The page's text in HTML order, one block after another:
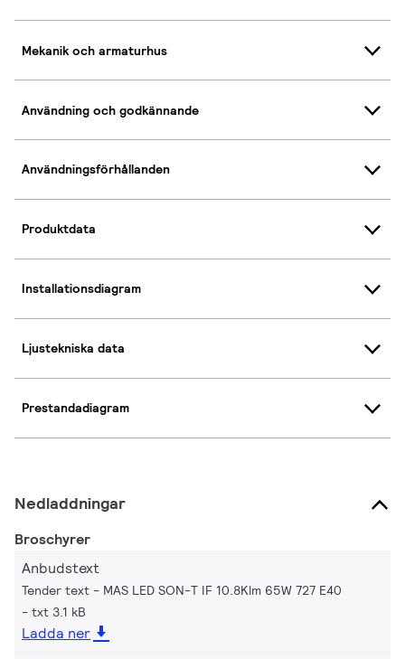
Mekanik och armaturhus
Användning och godkännande
Användningsförhållanden
Produktdata
Installationsdiagram
Ljustekniska data
Prestandadiagram
Nedladdningar
Broschyrer
Anbudstext
Tender text - MAS LED SON-T IF 10.8Klm 65W 727 E40
txt 3.1 kB
Ladda ner